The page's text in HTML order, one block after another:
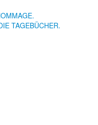
TAGEBÜCHER.